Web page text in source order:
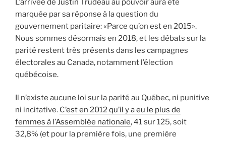
L’arrivée de Justin Trudeau au pouvoir aura été
marquée par sa réponse à la question du
gouvernement paritaire: «Parce qu’on est en 2015».
Nous sommes désormais en 2018, et les débats sur la
parité restent très présents dans les campagnes
électorales au Canada, notamment l’élection
québécoise.
Il n’existe aucune loi sur la parité au Québec, ni punitive
ni incitative. C’est en 2012 qu’il y a eu le plus de
femmes à l’Assemblée nationale, 41 sur 125, soit
32,8% (et pour la première fois, une première